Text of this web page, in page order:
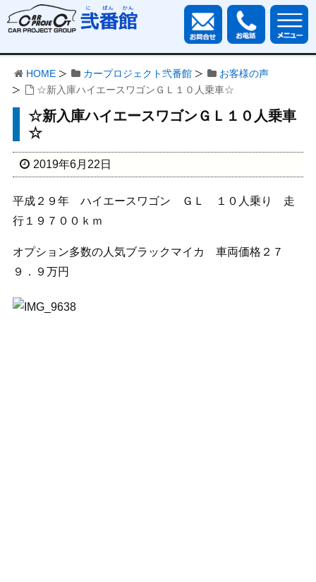
HOME カープロジェクト弐番館
お客様の声
☆新入庫ハイエースワゴンＧＬ１０人乗車☆
☆新入庫ハイエースワゴンＧＬ１０人乗車
☆
2019年6月22日
平成２９年 ハイエースワゴン ＧＬ １０人乗り 走
行１９７００ｋｍ
オプション多数の人気ブラックマイカ 車両価格２７
９．９万円